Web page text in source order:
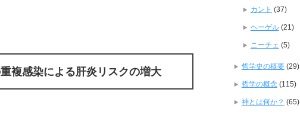
複感染による肝炎リスクの増大
カント (37)
ヘーゲル(21)
ニーチェ (5)
哲学史の概要(29)
哲学の概念(115)
神とは何か？ (65)